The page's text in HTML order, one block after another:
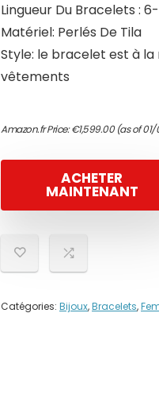
Lingueur Du Bracelets : 6-
Matériel: Perlés De Tila
Style: le bracelet est à
vêtements
Amazon.fr Price:€1,599.00(as of 01/
ACHETER
MAINTENANT
Catégories: Bijoux,Bracelets,